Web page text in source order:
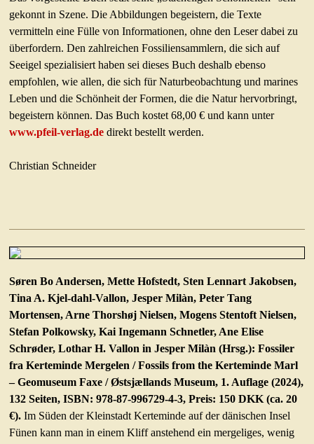
gekonnt in Szene. Die Abbildungen begeistern, die Texte
vermitteln eine Fülle von Informationen, ohne den Leser dabei zu
überfordern. Den zahlreichen Fossiliensammlern, die sich auf
Seeigel spezialisiert haben sei dieses Buch deshalb ebenso
empfohlen, wie allen, die sich für Naturbeobachtung und marines
Leben und die Schönheit der Formen, die die Natur hervorbringt,
begeistern können. Das Buch kostet 68,00 € und kann unter
www.pfeil-verlag.de direkt bestellt werden.
Christian Schneider
Søren Bo Andersen, Mette Hofstedt, Sten Lennart Jakobsen,
Tina A. Kjel-dahl-Vallon, Jesper Milàn, Peter Tang
Mortensen, Arne Thorshøj Nielsen, Mogens Stentoft Nielsen,
Stefan Polkowsky, Kai Ingemann Schnetler, Ane Elise
Schrøder, Lothar H. Vallon in Jesper Milàn (Hrsg.): Fossiler
fra Kerteminde Mergelen / Fossils from the Kerteminde Marl
– Geomuseum Faxe / Østsjællands Museum, 1. Auflage (2024),
132 Seiten, ISBN: 978-87-996729-4-3, Preis: 150 DKK (ca. 20
€). Im Süden der Kleinstadt Kerteminde auf der dänischen Insel
Fünen kann man in einem Kliff anstehend ein mergeliges, wenig